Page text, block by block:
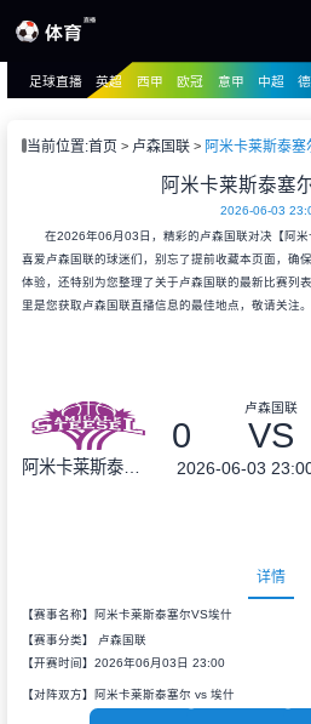
播
足球直播 英超 西甲 欧冠 意甲 中超
当前位置:首页 卢森国联 阿米卡莱斯泰塞
阿米卡莱斯泰塞
2026-06-03
在2026年06月03日，精彩的卢森国联对决【阿米
喜爱卢森国联的球迷们，别忘了提前收藏本页面，确
体验，还特别为您整理了关于卢森国联的最新比赛列
里是您获取卢森国联直播信息的最佳地点，敬请关注。
阿米卡莱斯泰塞尔
卢森国联
0 VS
2026-06-03
详情
【赛事名称】阿米卡莱斯泰塞尔VS埃什
【赛事分类】 卢森国联
【开赛时间】2026年06月03日 23:00
【对阵双方】阿米卡莱斯泰塞尔 vs 埃什